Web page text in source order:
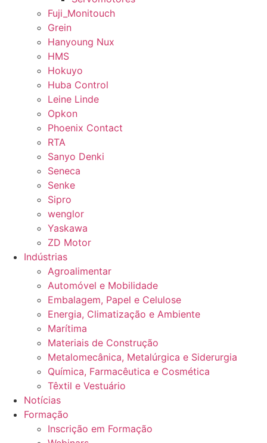
Fuji_Monitouch
Grein
Hanyoung Nux
HMS
Hokuyo
Huba Control
Leine Linde
Opkon
Phoenix Contact
RTA
Sanyo Denki
Seneca
Senke
Sipro
wenglor
Yaskawa
ZD Motor
Indústrias
Agroalimentar
Automóvel e Mobilidade
Embalagem, Papel e Celulose
Energia, Climatização e Ambiente
Marítima
Materiais de Construção
Metalomecânica, Metalúrgica e Siderurgia
Química, Farmacêutica e Cosmética
Têxtil e Vestuário
Notícias
Formação
Inscrição em Formação